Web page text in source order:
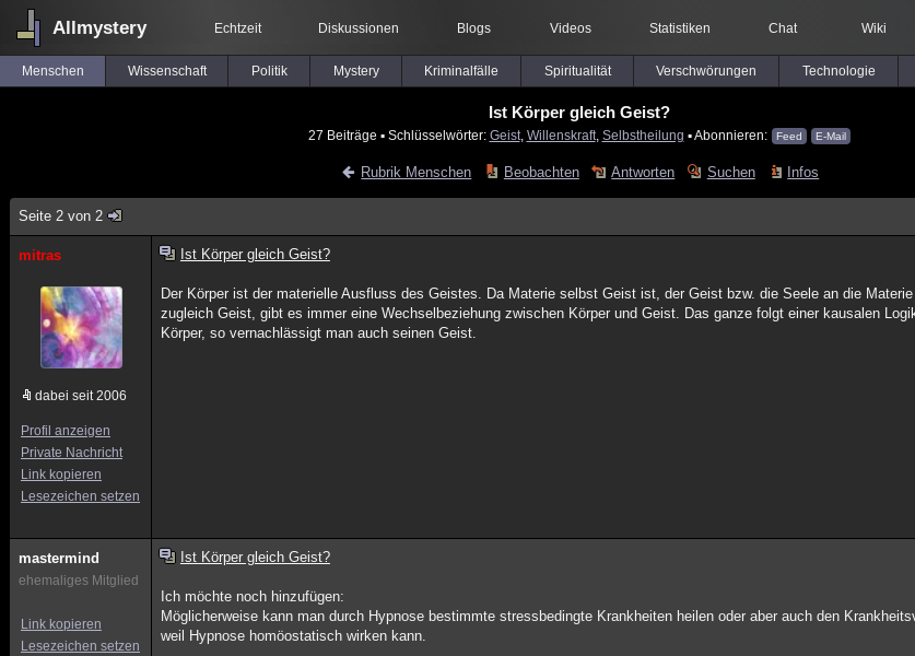
Allmystery Echtzeit Diskussionen Blogs Videos Statistiken Chat Wiki
Menschen Wissenschaft Politik Mystery Kriminalfälle Spiritualität Verschwörungen Technologie
Ist Körper gleich Geist?
27 Beiträge ▪ Schlüsselwörter: Geist, Willenskraft, Selbstheilung ▪ Abonnieren: Feed E-Mail
Rubrik Menschen Beobachten Antworten Suchen Infos
Seite 2 von 2
mitras
dabei seit 2006
Profil anzeigen
Private Nachricht
Link kopieren
Lesezeichen setzen
Ist Körper gleich Geist?
Der Körper ist der materielle Ausfluss des Geistes. Da Materie selbst Geist ist, der Geist bzw. die Seele an die
zugleich Geist, gibt es immer eine Wechselbeziehung zwischen Körper und Geist. Das ganze folgt einer kausalen
Körper, so vernachlässigt man auch seinen Geist.
mastermind
ehemaliges Mitglied
Link kopieren
Lesezeichen setzen
Ist Körper gleich Geist?
Ich möchte noch hinzufügen:
Möglicherweise kann man durch Hypnose bestimmte stressbedingte Krankheiten heilen oder aber auch den
weil Hypnose homöostatisch wirken kann.